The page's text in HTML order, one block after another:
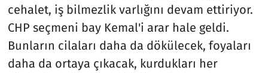
cehalet, iş bilmezlik varlığını devam ettiriyor.
CHP seçmeni bay Kemal'i arar hale geldi.
Bunların cilaları daha da dökülecek, foyaları
daha da ortaya çıkacak, kurdukları her